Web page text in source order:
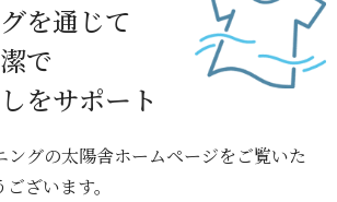
を通じて
で
をサポート
ングの太陽舎ホームページをご覧いた
ざいます。